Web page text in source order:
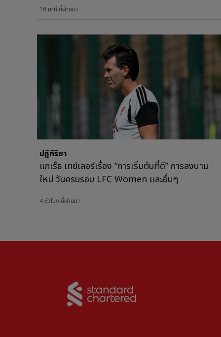
16 นาที ที่ผ่านมา
ปฏิกิริยา
แกเร็ธ เทย์เลอร์เรื่อง “การเริ่มต้นที่ดี” การลงนาม
ใหม่ วันครบรอบ LFC Women และอื่นๆ
4 ชั่วโมง ที่ผ่านมา